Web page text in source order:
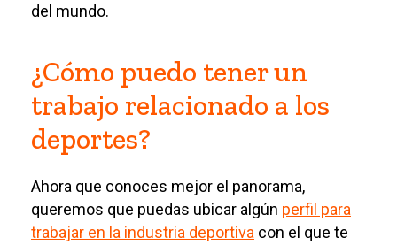
del mundo.
¿Cómo puedo tener un
trabajo relacionado a los
deportes?
Ahora que conoces mejor el panorama,
queremos que puedas ubicar algún perfil para
trabajar en la industria deportiva con el que te